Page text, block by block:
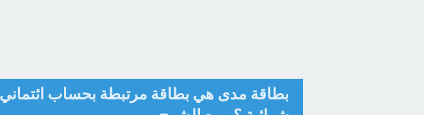
بطاقة مدى هي بطاقة مرتبطة بحساب